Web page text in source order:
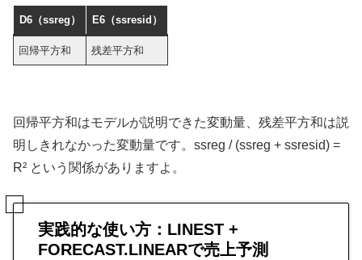
D6（ssreg） E6（ssresid）
回帰平方和 残差平方和
回帰平方和はモデルが説明できた変動量、残差平方和は説
明しきれなかった変動量です。ssreg / (ssreg + ssresid) =
R² という関係がありますよ。
実践的な使い方：LINEST +
FORECAST.LINEARで売上予測